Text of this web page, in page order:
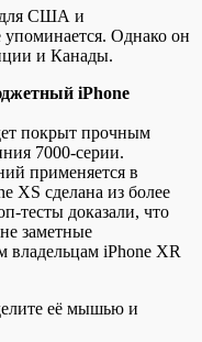
для США и
Однако он
и Канады.
iPhone
покрыт прочным
7000-серии.
применяется в
XS сделана из более
тесты доказали, что
заметные
владельцам iPhone XR
её мышью и